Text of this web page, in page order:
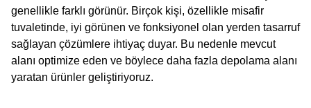
genellikle farklı görünür. Birçok kişi, özellikle misafir
tuvaletinde, iyi görünen ve fonksiyonel olan yerden tasarruf
sağlayan çözümlere ihtiyaç duyar. Bu nedenle mevcut
alanı optimize eden ve böylece daha fazla depolama alanı
yaratan ürünler geliştiriyoruz.